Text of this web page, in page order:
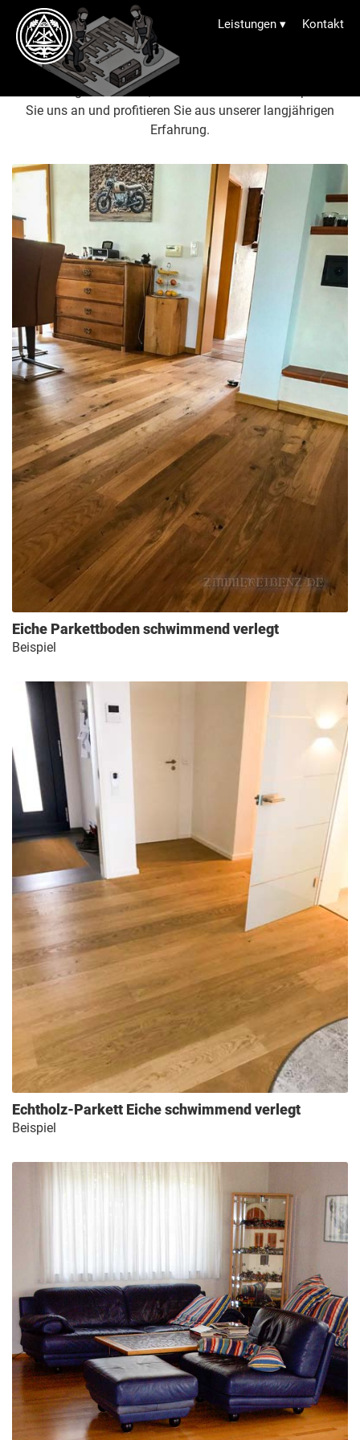
Leistungen ▾ Kontakt
Holz- und Laminatböden
Wir planen und verlegen jegliche Arten von schwimmenden
Bodenbelägen aus Holz, Laminat oder Linoleum. Sprechen
Sie uns an und profitieren Sie aus unserer langjährigen
Erfahrung.
Eiche Parkettboden schwimmend verlegt
Beispiel
Echtholz-Parkett Eiche schwimmend verlegt
Beispiel